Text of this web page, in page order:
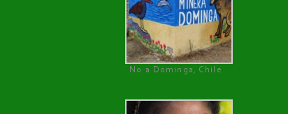
No a Dominga, Chile